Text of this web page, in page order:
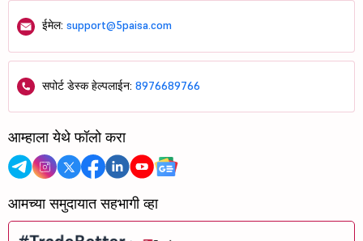
ईमेल: support@5paisa.com
सपोर्ट डेस्क हेल्पलाईन: 8976689766
आम्हाला येथे फॉलो करा
आमच्या समुदायात सहभागी व्हा